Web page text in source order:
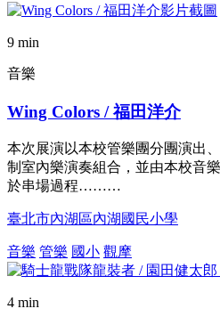
9 min
音樂
Wing Colors / 福田洋介
本次展演以本校管樂團分團演出
制室內樂演奏組合，並由本校音
於串場過程………
臺北市內湖區內湖國民小學
音樂 管樂 國小 觀摩
4 min